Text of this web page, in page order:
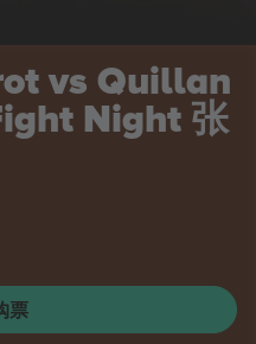
张门票